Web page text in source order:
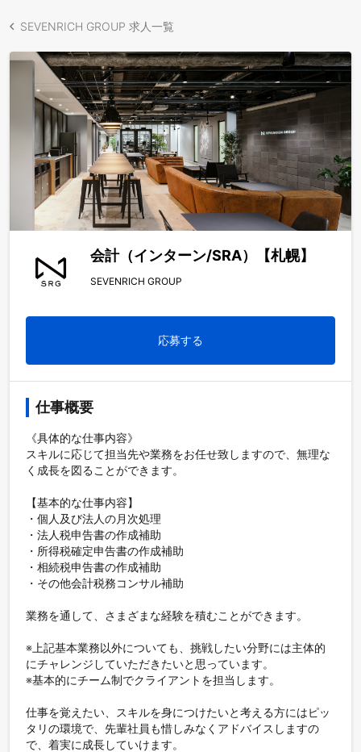
SEVENRICH GROUP 求人一覧
会計（インターン/SRA）【札幌】
SEVENRICH GROUP
応募する
仕事概要
《具体的な仕事内容》
スキルに応じて担当先や業務をお任せ致しますので、無理な
く成長を図ることができます。
【基本的な仕事内容】
・個人及び法人の月次処理
・法人税申告書の作成補助
・所得税確定申告書の作成補助
・相続税申告書の作成補助
・その他会計税務コンサル補助
業務を通して、さまざまな経験を積むことができます。
※上記基本業務以外についても、挑戦したい分野には主体的
にチャレンジしていただきたいと思っています。
※基本的にチーム制でクライアントを担当します。
仕事を覚えたい、スキルを身につけたいと考える方にはピッ
タリの環境で、先輩社員も惜しみなくアドバイスしますの
で、着実に成長していけます。